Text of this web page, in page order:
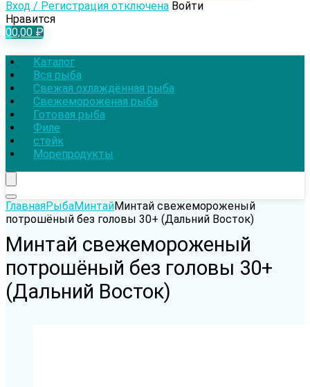
Вход / Регистрация отключена Войти
Нравится
00,00 ₽
Каталог
Вся рыба
Свежая охлаждённая рыба
Свежемороженая рыба
Готовая рыба
Филе
стейк
Морепродукты
ГлавнаяРыбаМинтайМинтай cвежемороженый
потрошёный без головы 30+ (Дальний Восток)
Минтай cвежемороженый
потрошёный без головы 30+
(Дальний Восток)